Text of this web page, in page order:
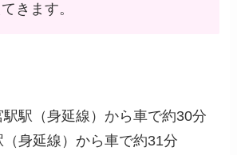
きます。
駅駅（身延線）から車で約30分
（身延線）から車で約31分